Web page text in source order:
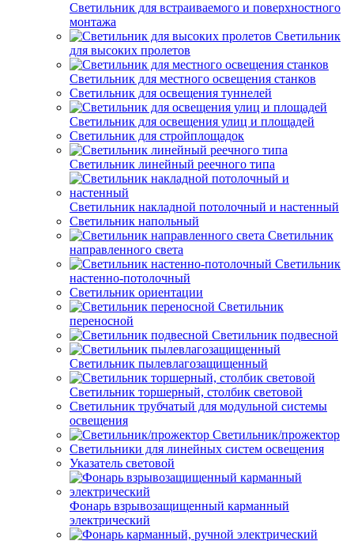
Светильник для встраиваемого и поверхностного
монтажа
Светильник
для высоких пролетов
Светильник для местного освещения станков
Светильник для освещения туннелей
Светильник для освещения улиц и площадей
Светильник для стройплощадок
Светильник линейный реечного типа
Светильник накладной потолочный и настенный
Светильник напольный
Светильник
направленного света
Светильник
настенно-потолочный
Светильник ориентации
Светильник
переносной
Светильник подвесной
Светильник пылевлагозащищенный
Светильник торшерный, столбик световой
Светильник трубчатый для модульной системы
освещения
Светильник/прожектор
Светильники для линейных систем освещения
Указатель световой
Фонарь взрывозащищенный карманный
электрический